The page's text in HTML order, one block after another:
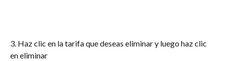
3. Haz clic en la tarifa que deseas eliminar y luego haz clic
en eliminar